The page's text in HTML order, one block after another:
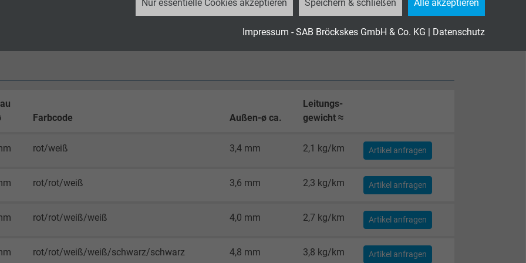
Cookie von Google für Website-Analysen.
Besucher die Website nutzt.
Nur essentielle Cookies akzeptieren Speichern & schließen Alle akzeptieren
Impressum - SAB Bröckskes GmbH & Co. KG | Datenschutz
der Europäischen Union
Farbcode Außen-ø ca.
Leitungs-
gewicht ≈
rot/weiß 3,4 mm 2,1 kg/km Artikel anfragen
rot/rot/weiß 3,6 mm 2,3 kg/km Artikel anfragen
rot/rot/weiß/weiß 4,0 mm 2,7 kg/km Artikel anfragen
rot/rot/weiß/weiß/schwarz/schwarz 4,8 mm 3,8 kg/km Artikel anfragen